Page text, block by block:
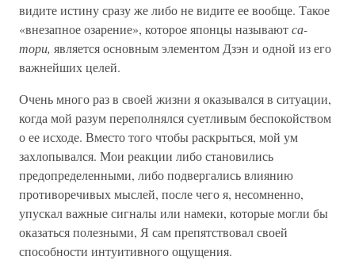
видите истину сразу же либо не видите ее вообще. Такое
«внезапное озарение», которое японцы называютса-
тори, является основным элементом Дзэн и одной из его
важнейших целей.
Очень много раз в своей жизни я оказывался в ситуации,
когда мой разум переполнялся суетливым беспокойством
о ее исходе. Вместо того чтобы раскрыться, мой ум
захлопывался. Мои реакции либо становились
предопределенными, либо подвергались влиянию
противоречивых мыслей, после чего я, несомненно,
упускал важные сигналы или намеки, которые могли бы
оказаться полезными, Я сам препятствовал своей
способности интуитивного ощущения.